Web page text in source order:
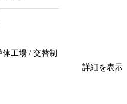
工場 / 交替制
詳細を表示